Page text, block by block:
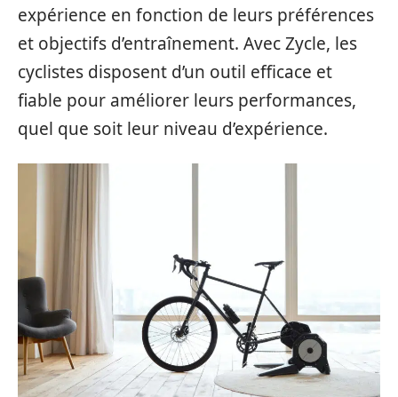
expérience en fonction de leurs préférences
et objectifs d’entraînement. Avec Zycle, les
cyclistes disposent d’un outil efficace et
fiable pour améliorer leurs performances,
quel que soit leur niveau d’expérience.